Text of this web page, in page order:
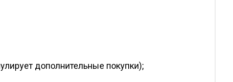
дополнительные покупки);